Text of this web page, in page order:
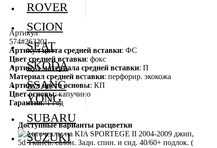
Артикул
574#263201
Артикул цвета средней вставки: ФС
Цвет средней вставки: фокс
Артикул материала средней вставки: П
Материал средней вставки: перфорир. экокожа
Артикул цвета основы: КП
Цвет основы: капучино
Гарантия: 1 год
Доступные варианты расцветки
ROVER
SCION
SEAT
SKODA
SSANG
YONG
SUBARU
SUZUKI